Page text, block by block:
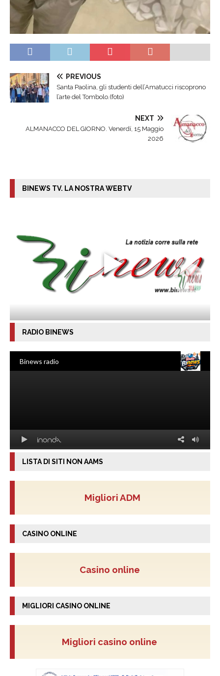
PREVIOUS
Santa Paolina, gli studenti dell’Amatucci riscoprono
l’arte del Tombolo.(foto)
NEXT
ALMANACCO DEL GIORNO. Venerdí, 15 Maggio
2026
BINEWS TV. LA NOSTRA WEBTV
RADIO BINEWS
LISTA DI SITI NON AAMS
Migliori ADM
CASINO ONLINE
Casino online
MIGLIORI CASINO ONLINE
Migliori casino online